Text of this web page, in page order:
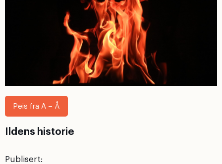
Peis fra A – Å
Ildens historie
Publisert: